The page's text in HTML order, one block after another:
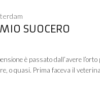
SUOCERO
è passato dall’avere l’orto
o quasi. Prima faceva il